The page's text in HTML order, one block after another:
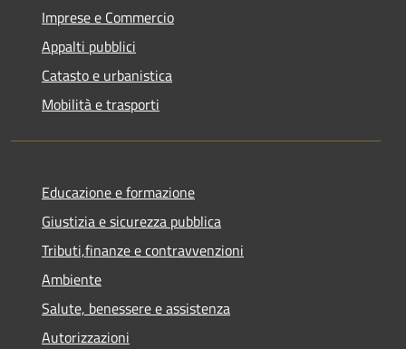
Imprese e Commercio
Appalti pubblici
Catasto e urbanistica
Mobilità e trasporti
Educazione e formazione
Giustizia e sicurezza pubblica
Tributi,finanze e contravvenzioni
Ambiente
Salute, benessere e assistenza
Autorizzazioni